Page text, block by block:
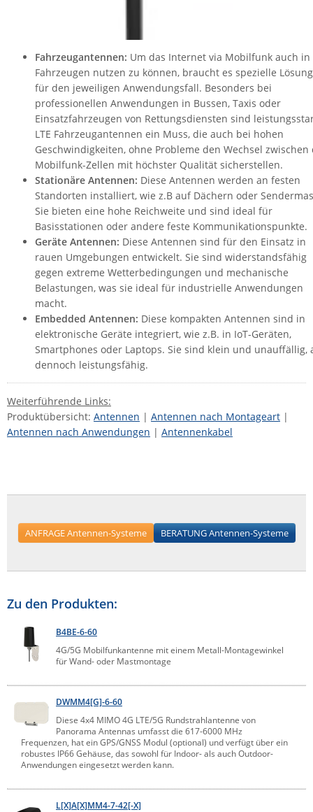
Fahrzeugantennen: Um das Internet via Mobilfunk auch in
Fahrzeugen nutzen zu können, braucht es spezielle
für den jeweiligen Anwendungsfall. Besonders bei
professionellen Anwendungen in Bussen, Taxis oder
Einsatzfahrzeugen von Rettungsdiensten sind
LTE Fahrzeugantennen ein Muss, die auch bei hohen
Geschwindigkeiten, ohne Probleme den Wechsel zwischen
Mobilfunk-Zellen mit höchster Qualität sicherstellen.
Stationäre Antennen: Diese Antennen werden an festen
Standorten installiert, wie z.B auf Dächern oder
Sie bieten eine hohe Reichweite und sind ideal für
Basisstationen oder andere feste Kommunikationspunkte.
Geräte Antennen: Diese Antennen sind für den Einsatz in
rauen Umgebungen entwickelt. Sie sind widerstandsfähig
gegen extreme Wetterbedingungen und mechanische
Belastungen, was sie ideal für industrielle Anwendungen
macht.
Embedded Antennen: Diese kompakten Antennen sind in
elektronische Geräte integriert, wie z.B. in IoT-Geräten,
Smartphones oder Laptops. Sie sind klein und unauffällig,
dennoch leistungsfähig.
Weiterführende Links:
Produktübersicht: Antennen | Antennen nach Montageart |
Antennen nach Anwendungen | Antennenkabel
ANFRAGE Antennen-Systeme BERATUNG Antennen-Systeme
Zu den Produkten:
B4BE-6-60
4G/5G Mobilfunkantenne mit einem Metall-Montagewinkel
für Wand- oder Mastmontage
DWMM4[G]-6-60
Diese 4x4 MIMO 4G LTE/5G Rundstrahlantenne von
Panorama Antennas umfasst die 617-6000 MHz
Frequenzen, hat ein GPS/GNSS Modul (optional) und verfügt über ein
robustes IP66 Gehäuse, das sowohl für Indoor- als auch Outdoor-
Anwendungen eingesetzt werden kann.
L[X]A[X]MM4-7-42[-X]